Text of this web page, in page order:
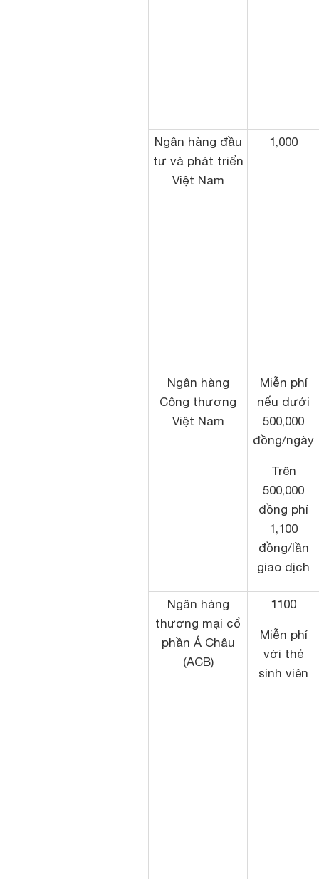
Ngân hàng đầu
tư và phát triển
Việt Nam
1,000
Ngân hàng
Công thương
Việt Nam
Miễn phí
nếu dưới
500,000
đồng/ngày
Trên
500,000
đồng phí
1,100
đồng/lần
giao dịch
Ngân hàng
thương mại cổ
phần Á Châu
(ACB)
1100
Miễn phí
với thẻ
sinh viên